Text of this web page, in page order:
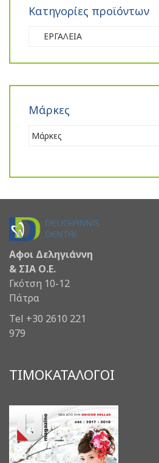
Κατηγορίες προϊόντων
ΕΡΓΑΛΕΙΑ
Μάρκες
Αφοι Δεληγιάννη
& ΣΙΑ Ο.Ε.
Γκότση 10-12
Πάτρα
Tel +30 2610 221
979
ΤΙΜΟΚΑΤΑΛΟΓΟΙ